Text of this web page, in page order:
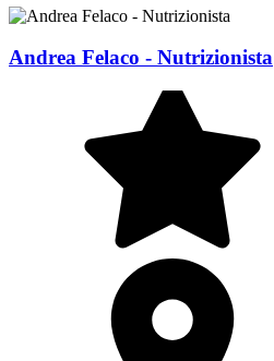
Andrea Felaco - Nutrizionista